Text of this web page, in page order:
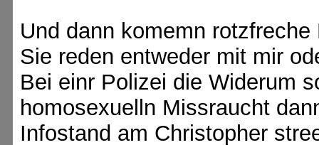
Und dann komemn
Sie reden entweder mit mir
Bei einr Polizei die Widerum
homosexuelln Missraucht
Infostand am Christopher